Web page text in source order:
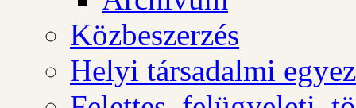
Közbeszerzés
Helyi társadalmi